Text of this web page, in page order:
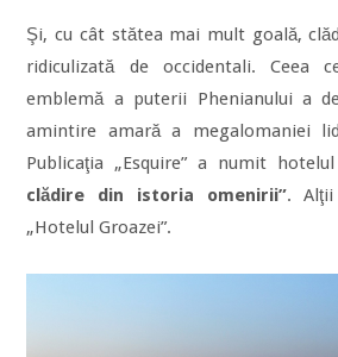
Şi, cu cât stătea mai mult goală,
ridiculizată de occidentali. Ceea
emblemă a puterii Phenianului a
amintire amară a megalomaniei
Publicaţia „Esquire” a numit hotelul
clădire din istoria omenirii”.
„Hotelul Groazei”.